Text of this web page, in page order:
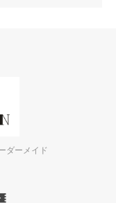
ダーメイド